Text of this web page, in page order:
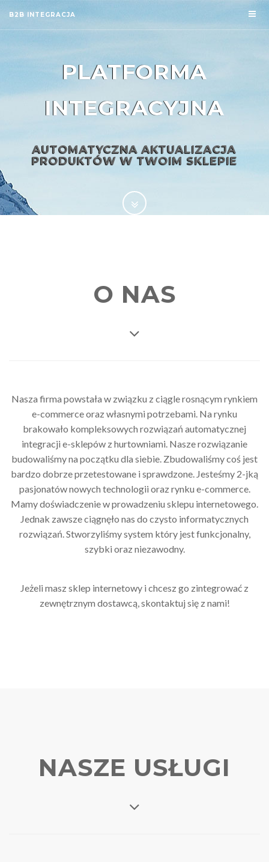
B2B INTEGRACJA
PLATFORMA
INTEGRACYJNA
AUTOMATYCZNA AKTUALIZACJA
PRODUKTÓW W TWOIM SKLEPIE
O NAS
Nasza firma powstała w związku z ciągle rosnącym rynkiem
e-commerce oraz własnymi potrzebami. Na rynku
brakowało kompleksowych rozwiązań automatycznej
integracji e-sklepów z hurtowniami. Nasze rozwiązanie
budowaliśmy na początku dla siebie. Zbudowaliśmy coś jest
bardzo dobrze przetestowane i sprawdzone. Jesteśmy 2-jką
pasjonatów nowych technologii oraz rynku e-commerce.
Mamy doświadczenie w prowadzeniu sklepu internetowego.
Jednak zawsze ciągnęło nas do czysto informatycznych
rozwiązań. Stworzyliśmy system który jest funkcjonalny,
szybki oraz niezawodny.
Jeżeli masz sklep internetowy i chcesz go zintegrować z
zewnętrznym dostawcą, skontaktuj się z nami!
NASZE USŁUGI